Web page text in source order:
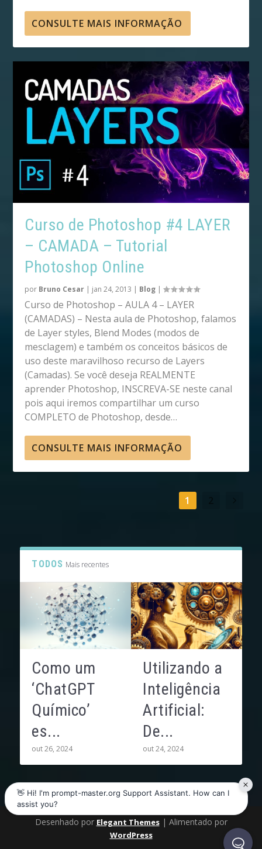
CONSULTE MAIS INFORMAÇÃO
Curso de Photoshop #4 LAYER
– CAMADA – Tutorial
Photoshop Online
por Bruno Cesar | jan 24, 2013 | Blog |
Curso de Photoshop – AULA 4 – LAYER
(CAMADAS) – Nesta aula de Photoshop, falamos
de Layer styles, Blend Modes (modos de
mesclagem) e também os conceitos básicos de
uso deste maravilhoso recurso de Layers
(Camadas). Se você deseja REALMENTE
aprender Photoshop, INSCREVA-SE neste canal
pois aqui iremos compartilhar um curso
COMPLETO de Photoshop, desde…
CONSULTE MAIS INFORMAÇÃO
1
TODOS Mais recentes
Como um
‘ChatGPT
Químico’
es...
out 26, 2024
Utilizando a
Inteligência
Artificial:
De...
out 24, 2024
Desenhado por Elegant Themes| Alimentado por
WordPress